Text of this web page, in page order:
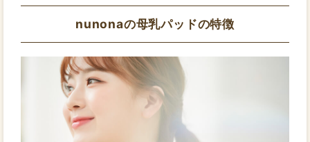
nunonaの母乳パッドの特徴